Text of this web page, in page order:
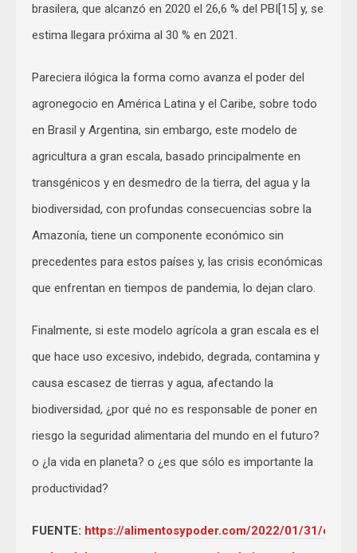
brasilera, que alcanzó en 2020 el 26,6 % del PBI[15] y, se
estima llegara próxima al 30 % en 2021.
Pareciera ilógica la forma como avanza el poder del
agronegocio en América Latina y el Caribe, sobre todo
en Brasil y Argentina, sin embargo, este modelo de
agricultura a gran escala, basado principalmente en
transgénicos y en desmedro de la tierra, del agua y la
biodiversidad, con profundas consecuencias sobre la
Amazonía, tiene un componente económico sin
precedentes para estos países y, las crisis económicas
que enfrentan en tiempos de pandemia, lo dejan claro.
Finalmente, si este modelo agrícola a gran escala es el
que hace uso excesivo, indebido, degrada, contamina y
causa escasez de tierras y agua, afectando la
biodiversidad, ¿por qué no es responsable de poner en
riesgo la seguridad alimentaria del mundo en el futuro?
o ¿la vida en planeta? o ¿es que sólo es importante la
productividad?
FUENTE: https://alimentosypoder.com/2022/01/31/el-